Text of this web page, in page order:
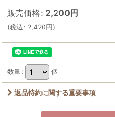
販売価格: 2,200円
(税込: 2,420円)
数量: 個
返品特約に関する重要事項